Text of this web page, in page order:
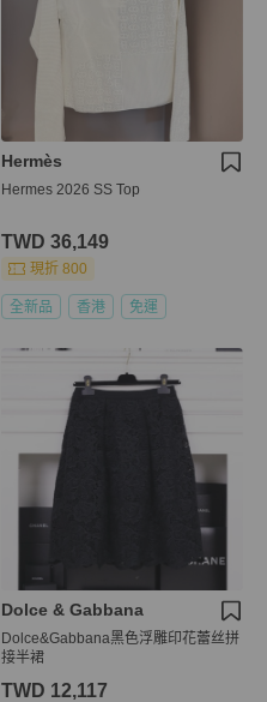
Hermès
Hermes 2026 SS Top
TWD 36,149
現折 800
全新品 香港 免運
Dolce & Gabbana
Dolce&Gabbana黑色浮雕印花蕾丝拼
接半裙
TWD 12,117